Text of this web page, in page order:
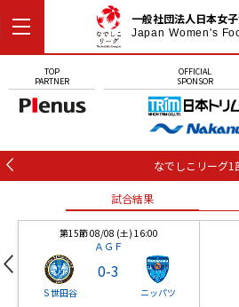
一般社団法人日本女
Japan Women's
TOP
PARTNER
OFFICIAL
SPONSOR
なでしこリーグ1
試合結果
第15節 08/08 (土) 16:00
ＡＧＦ
Ｓ世田谷
0-3
ニッパツ